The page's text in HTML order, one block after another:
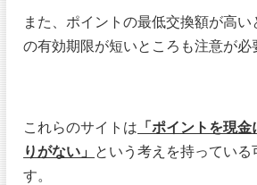
また、ポイントの最低交換額が高い
の有効期限が短いところも注意が必
これらのサイトは 「ポイントを現
りがない」
という考えを持っている
す。